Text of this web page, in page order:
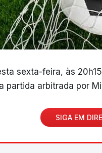
sexta-feira, às
partida arbitrada por
SIGA EM